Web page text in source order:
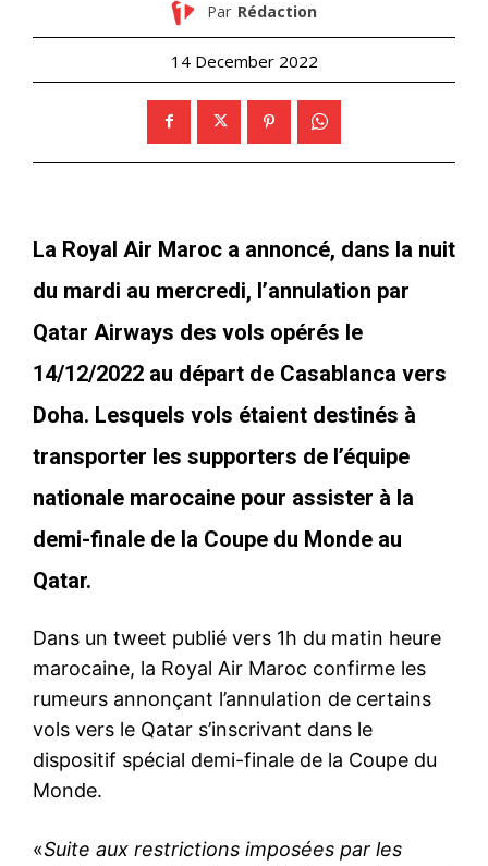
Par Rédaction
14 December 2022
La Royal Air Maroc a annoncé, dans la nuit
du mardi au mercredi, l’annulation par
Qatar Airways des vols opérés le
14/12/2022 au départ de Casablanca vers
Doha. Lesquels vols étaient destinés à
transporter les supporters de l’équipe
nationale marocaine pour assister à la
demi-finale de la Coupe du Monde au
Qatar.
Dans un tweet publié vers 1h du matin heure
marocaine, la Royal Air Maroc confirme les
rumeurs annonçant l’annulation de certains
vols vers le Qatar s’inscrivant dans le
dispositif spécial demi-finale de la Coupe du
Monde.
«Suite aux restrictions imposées par les